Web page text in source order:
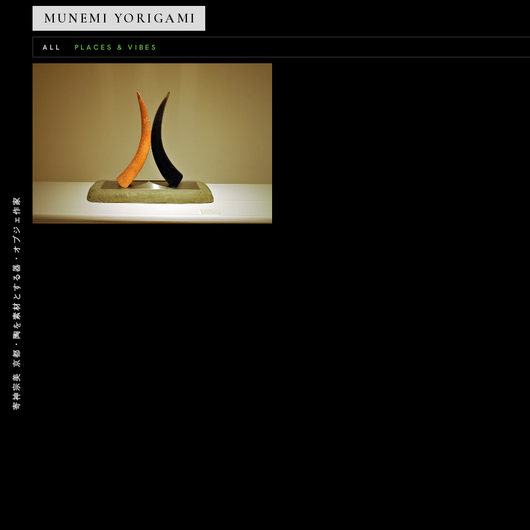
寄神宗美 京都・陶を素材とする器・オブジェ作家
MUNEMI YORIGAMI
ALL PLACES & VIBES
The Boneyard
PLACES & VIBES